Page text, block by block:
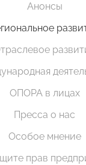
Анонсы
ОПОРА в лицах
Пресса о нас
Особое мнение
прав